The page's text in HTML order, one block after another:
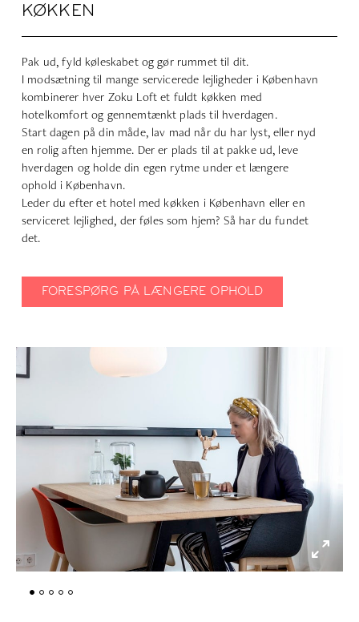
KØKKEN
Pak ud, fyld køleskabet og gør rummet til dit.
I modsætning til mange servicerede lejligheder i København
kombinerer hver Zoku Loft et fuldt køkken med
hotelkomfort og gennemtænkt plads til hverdagen.
Start dagen på din måde, lav mad når du har lyst, eller nyd
en rolig aften hjemme. Der er plads til at pakke ud, leve
hverdagen og holde din egen rytme under et længere
ophold i København.
Leder du efter et hotel med køkken i København eller en
serviceret lejlighed, der føles som hjem? Så har du fundet
det.
FORESPØRG PÅ LÆNGERE OPHOLD